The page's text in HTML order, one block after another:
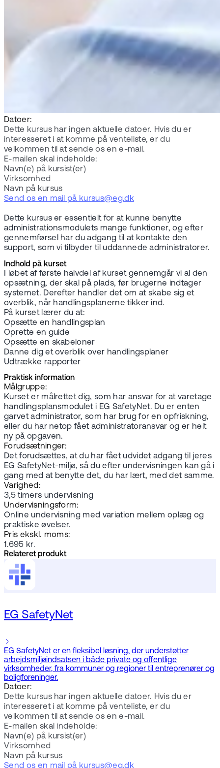
Datoer:
Dette kursus har ingen aktuelle datoer. Hvis du er
interesseret i at komme på venteliste, er du
velkommen til at sende os en e-mail.
E-mailen skal indeholde:
Navn(e) på kursist(er)
Virksomhed
Navn på kursus
Send os en mail på kursus@eg.dk
Dette kursus er essentielt for at kunne benytte
administrationsmodulets mange funktioner, og efter
gennemførsel har du adgang til at kontakte den
support, som vi tilbyder til uddannede administratorer.
Indhold på kurset
I løbet af første halvdel af kurset gennemgår vi al den
opsætning, der skal på plads, før brugerne indtager
systemet. Derefter handler det om at skabe sig et
overblik, når handlingsplanerne tikker ind.
På kurset lærer du at:
Opsætte en handlingsplan
Oprette en guide
Opsætte en skabeloner
Danne dig et overblik over handlingsplaner
Udtrække rapporter
Praktisk information
Målgruppe:
Kurset er målrettet dig, som har ansvar for at varetage
handlingsplansmodulet i EG SafetyNet. Du er enten
garvet administrator, som har brug for en opfriskning,
eller du har netop fået administratoransvar og er helt
ny på opgaven.
Forudsætninger:
Det forudsættes, at du har fået udvidet adgang til jeres
EG SafetyNet-miljø, så du efter undervisningen kan gå i
gang med at benytte det, du har lært, med det samme.
Varighed:
3,5 timers undervisning
Undervisningsform:
Online undervisning med variation mellem oplæg og
praktiske øvelser.
Pris ekskl. moms:
1.695 kr.
Relateret produkt
EG SafetyNet
EG SafetyNet er en fleksibel løsning, der understøtter
arbejdsmiljøindsatsen i både private og offentlige
virksomheder, fra kommuner og regioner til entreprenører og
boligforeninger.
Datoer:
Dette kursus har ingen aktuelle datoer. Hvis du er
interesseret i at komme på venteliste, er du
velkommen til at sende os en e-mail.
E-mailen skal indeholde:
Navn(e) på kursist(er)
Virksomhed
Navn på kursus
Send os en mail på kursus@eg.dk